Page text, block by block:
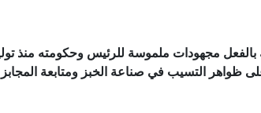
مجهودات ملموسة للرئيس وحكومته منذ
التسيب في صناعة الخبز ومتابعة المجابز